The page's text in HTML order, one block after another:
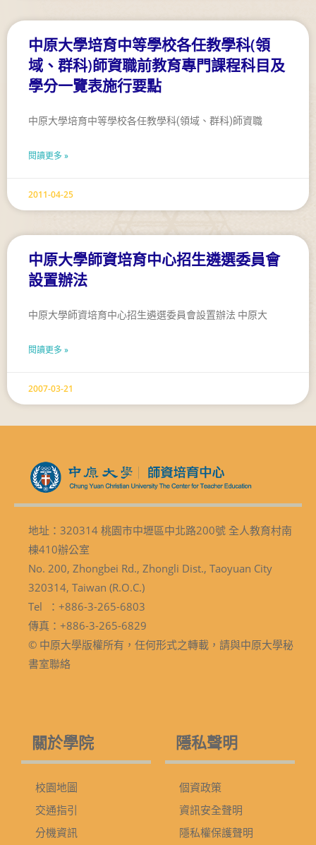
中原大學培育中等學校各任教學科(領
域、群科)師資職前教育專門課程科目及
學分一覽表施行要點
中原大學培育中等學校各任教學科(領域、群科)師資職
閱讀更多 »
2011-04-25
中原大學師資培育中心招生遴選委員會
設置辦法
中原大學師資培育中心招生遴選委員會設置辦法 中原大
閱讀更多 »
2007-03-21
地址：320314 桃園市中壢區中北路200號 全人教育村南
棟410辦公室
No. 200, Zhongbei Rd., Zhongli Dist., Taoyuan City
320314, Taiwan (R.O.C.)
Tel ：+886-3-265-6803
傳真：+886-3-265-6829
© 中原大學版權所有，任何形式之轉載，請與中原大學秘
書室聯絡
關於學院
校園地圖
交通指引
分機資訊
隱私聲明
個資政策
資訊安全聲明
隱私權保護聲明